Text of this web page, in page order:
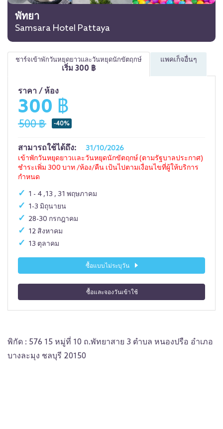
พัทยา
Samsara Hotel Pattaya
ชาร์จเข้าพักวันหยุดยาวและวันหยุดนักขัตฤกษ์
เริ่ม 300 ฿
แพคเก็จอื่นๆ
ราคา / ห้อง
300 ฿
500 ฿ -40%
สามารถใช้ได้ถึง:
31/10/2026
เข้าพักวันหยุดยาวเเละวันหยุดนักขัตฤกษ์ (ตามรัฐบาลประกาศ)
ชำระเพิ่ม 300 บาท /ห้อง/คืน เป้นไปตามเงื่อนไขที่ผู้ให้บริการ
กำหนด
1 - 4 ,13 , 31 พฤษภาคม
1-3 มิถุนายน
28-30 กรกฎาคม
12 สิงหาคม
13 ตุลาคม
ซื้อแบบไม่ระบุวัน
ซื้อและจองวันเข้าใช้
พิกัด : 576 15 หมู่ที่ 10 ถ.พัทยาสาย 3 ตำบล หนองปรือ อำเภอ
บางละมุง ชลบุรี 20150